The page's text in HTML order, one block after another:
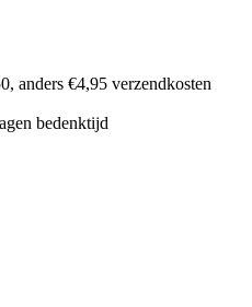
anders €4,95 verzendkosten
bedenktijd